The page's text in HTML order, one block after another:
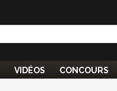
VIDÉOS CONCOURS